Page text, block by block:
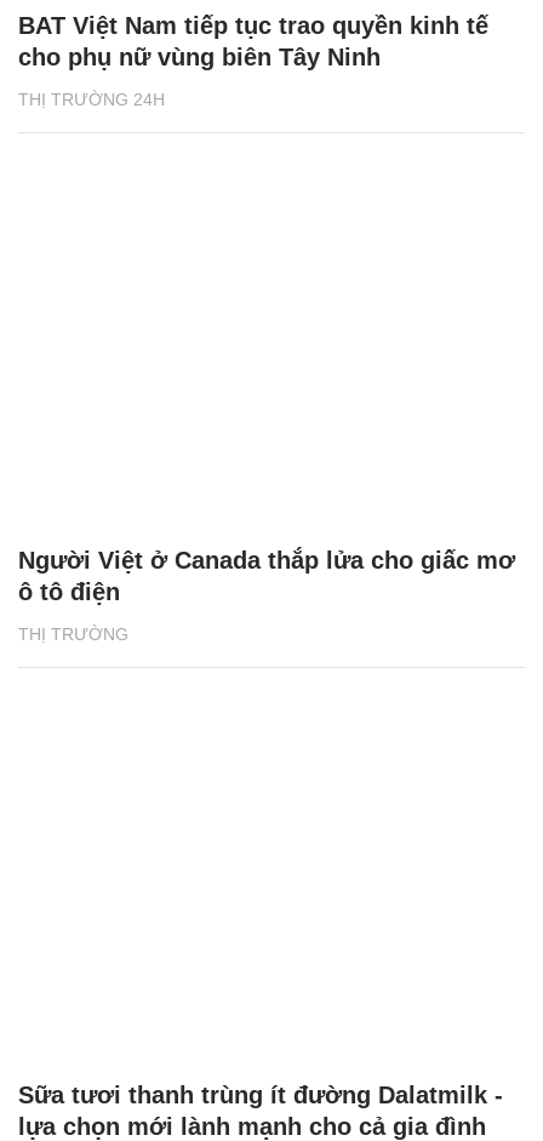
THỊ TRƯỜNG 24H
BAT Việt Nam tiếp tục trao quyền kinh tế
cho phụ nữ vùng biên Tây Ninh
THỊ TRƯỜNG
Người Việt ở Canada thắp lửa cho giấc mơ
ô tô điện
Sữa tươi thanh trùng ít đường Dalatmilk -
lựa chọn mới lành mạnh cho cả gia đình